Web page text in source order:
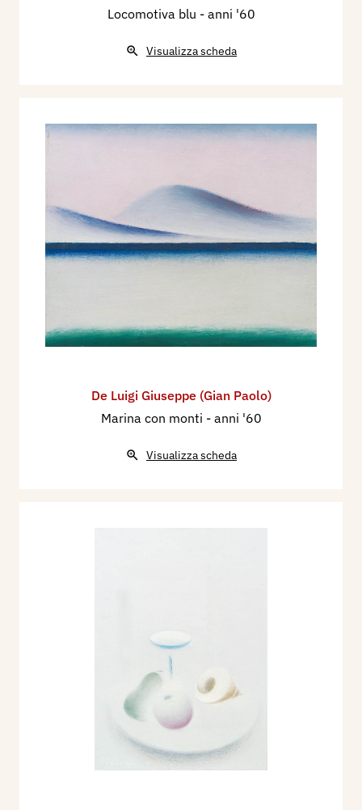
Locomotiva blu - anni '60
Visualizza scheda
De Luigi Giuseppe (Gian Paolo)
Marina con monti - anni '60
Visualizza scheda